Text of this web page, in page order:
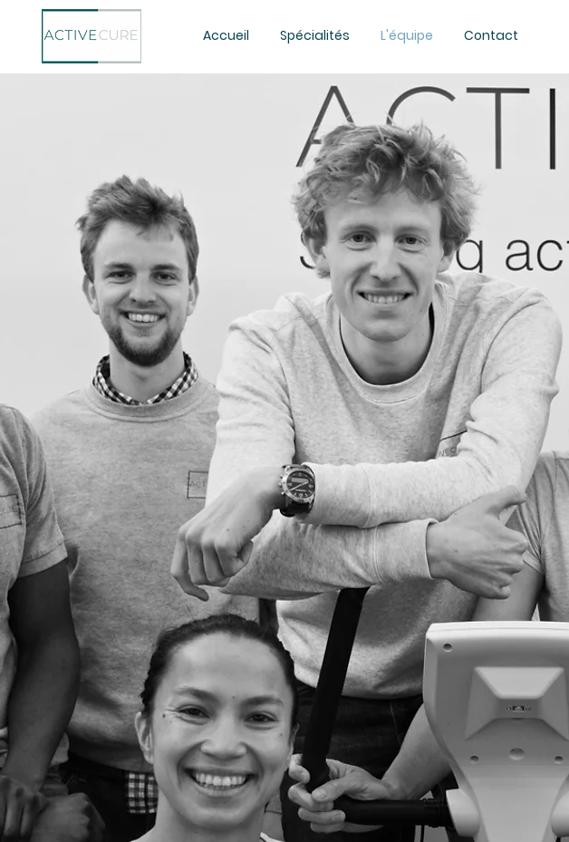
Accueil Spécialités L'équipe Contact